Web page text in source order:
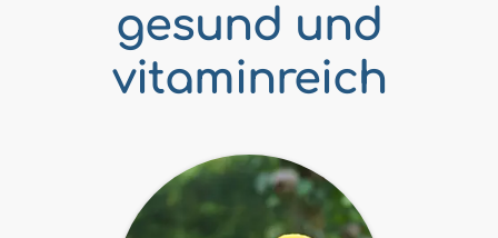
gesund und
vitaminreich